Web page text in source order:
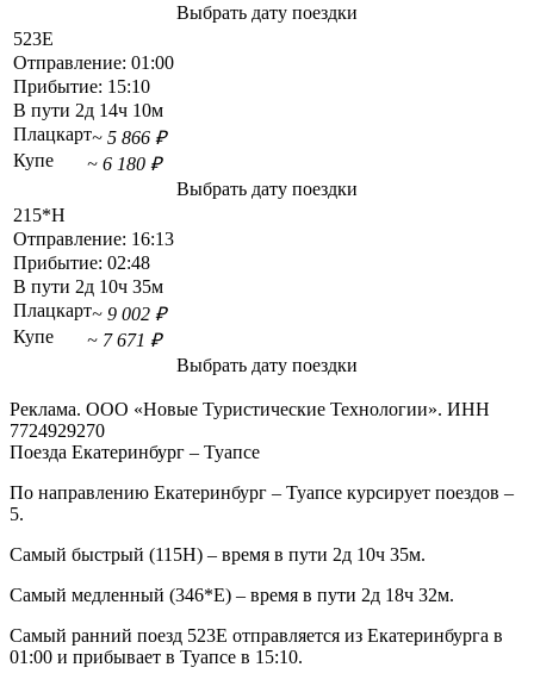
Выбрать дату поездки
523Е
Отправление: 01:00
Прибытие: 15:10
В пути 2д 14ч 10м
Плацкарт~ 5 866 ₽
Купе
~ 6 180 ₽
Выбрать дату поездки
215*Н
Отправление: 16:13
Прибытие: 02:48
В пути 2д 10ч 35м
Плацкарт~ 9 002 ₽
Купе
~ 7 671 ₽
Выбрать дату поездки
Реклама. ООО «Новые Туристические Технологии». ИНН
7724929270
Поезда Екатеринбург – Туапсе
По направлению Екатеринбург – Туапсе курсирует поездов –
5.
Самый быстрый (115Н) – время в пути 2д 10ч 35м.
Самый медленный (346*Е) – время в пути 2д 18ч 32м.
Самый ранний поезд 523Е отправляется из Екатеринбурга в
01:00 и прибывает в Туапсе в 15:10.